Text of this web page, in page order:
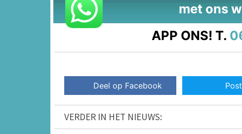
met ons
APP ONS! T.
Deel op Facebook
VERDER IN HET NIEUWS: